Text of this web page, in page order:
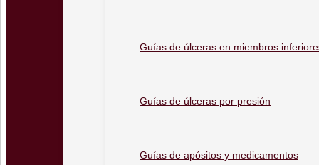
Guías de úlceras en miembros
Guías de úlceras por presión
Guías de apósitos y medicamentos